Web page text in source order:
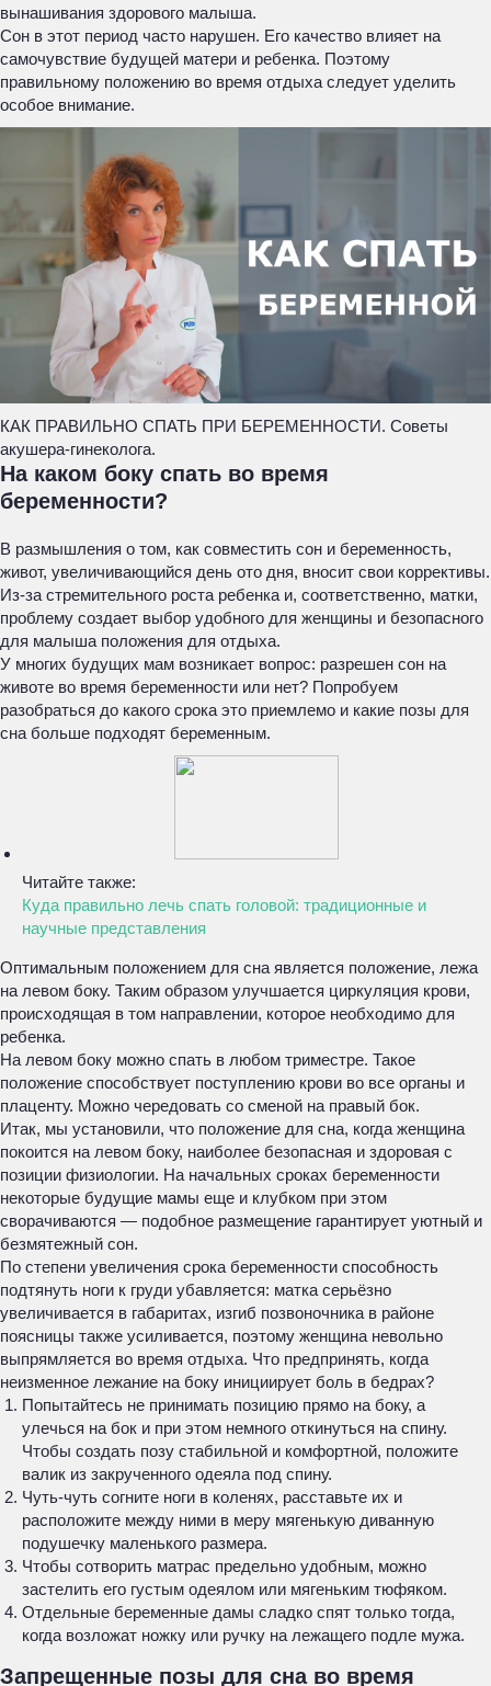
вынашивания здорового малыша.
Сон в этот период часто нарушен. Его качество влияет на
самочувствие будущей матери и ребенка. Поэтому
правильному положению во время отдыха следует уделить
особое внимание.
КАК ПРАВИЛЬНО СПАТЬ ПРИ БЕРЕМЕННОСТИ. Советы
акушера-гинеколога.
На каком боку спать во время
беременности?
В размышления о том, как совместить сон и беременность,
живот, увеличивающийся день ото дня, вносит свои коррективы.
Из-за стремительного роста ребенка и, соответственно, матки,
проблему создает выбор удобного для женщины и безопасного
для малыша положения для отдыха.
У многих будущих мам возникает вопрос: разрешен сон на
животе во время беременности или нет? Попробуем
разобраться до какого срока это приемлемо и какие позы для
сна больше подходят беременным.
Читайте также:
Куда правильно лечь спать головой: традиционные и
научные представления
Оптимальным положением для сна является положение, лежа
на левом боку. Таким образом улучшается циркуляция крови,
происходящая в том направлении, которое необходимо для
ребенка.
На левом боку можно спать в любом триместре. Такое
положение способствует поступлению крови во все органы и
плаценту. Можно чередовать со сменой на правый бок.
Итак, мы установили, что положение для сна, когда женщина
покоится на левом боку, наиболее безопасная и здоровая с
позиции физиологии. На начальных сроках беременности
некоторые будущие мамы еще и клубком при этом
сворачиваются — подобное размещение гарантирует уютный и
безмятежный сон.
По степени увеличения срока беременности способность
подтянуть ноги к груди убавляется: матка серьёзно
увеличивается в габаритах, изгиб позвоночника в районе
поясницы также усиливается, поэтому женщина невольно
выпрямляется во время отдыха. Что предпринять, когда
неизменное лежание на боку инициирует боль в бедрах?
Попытайтесь не принимать позицию прямо на боку, а
улечься на бок и при этом немного откинуться на спину.
Чтобы создать позу стабильной и комфортной, положите
валик из закрученного одеяла под спину.
Чуть-чуть согните ноги в коленях, расставьте их и
расположите между ними в меру мягенькую диванную
подушечку маленького размера.
Чтобы сотворить матрас предельно удобным, можно
застелить его густым одеялом или мягеньким тюфяком.
Отдельные беременные дамы сладко спят только тогда,
когда возложат ножку или ручку на лежащего подле мужа.
Запрещенные позы для сна во время